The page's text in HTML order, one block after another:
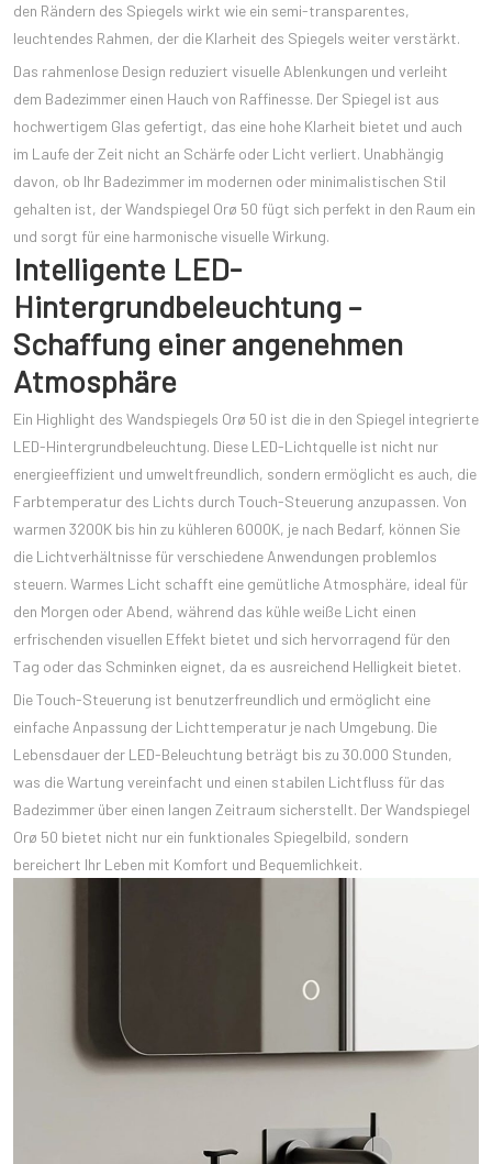
den Rändern des Spiegels wirkt wie ein semi-transparentes,
leuchtendes Rahmen, der die Klarheit des Spiegels weiter verstärkt.
Das rahmenlose Design reduziert visuelle Ablenkungen und verleiht
dem Badezimmer einen Hauch von Raffinesse. Der Spiegel ist aus
hochwertigem Glas gefertigt, das eine hohe Klarheit bietet und auch
im Laufe der Zeit nicht an Schärfe oder Licht verliert. Unabhängig
davon, ob Ihr Badezimmer im modernen oder minimalistischen Stil
gehalten ist, der Wandspiegel Orø 50 fügt sich perfekt in den Raum ein
und sorgt für eine harmonische visuelle Wirkung.
Intelligente LED-
Hintergrundbeleuchtung –
Schaffung einer angenehmen
Atmosphäre
Ein Highlight des Wandspiegels Orø 50 ist die in den Spiegel integrierte
LED-Hintergrundbeleuchtung. Diese LED-Lichtquelle ist nicht nur
energieeffizient und umweltfreundlich, sondern ermöglicht es auch, die
Farbtemperatur des Lichts durch Touch-Steuerung anzupassen. Von
warmen 3200K bis hin zu kühleren 6000K, je nach Bedarf, können Sie
die Lichtverhältnisse für verschiedene Anwendungen problemlos
steuern. Warmes Licht schafft eine gemütliche Atmosphäre, ideal für
den Morgen oder Abend, während das kühle weiße Licht einen
erfrischenden visuellen Effekt bietet und sich hervorragend für den
Tag oder das Schminken eignet, da es ausreichend Helligkeit bietet.
Die Touch-Steuerung ist benutzerfreundlich und ermöglicht eine
einfache Anpassung der Lichttemperatur je nach Umgebung. Die
Lebensdauer der LED-Beleuchtung beträgt bis zu 30.000 Stunden,
was die Wartung vereinfacht und einen stabilen Lichtfluss für das
Badezimmer über einen langen Zeitraum sicherstellt. Der Wandspiegel
Orø 50 bietet nicht nur ein funktionales Spiegelbild, sondern
bereichert Ihr Leben mit Komfort und Bequemlichkeit.